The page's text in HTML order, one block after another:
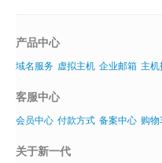
企业文化
产品中心
域名服务 虚拟主机 企业邮箱 主
客服中心
会员中心 付款方式 备案中心 购
关于新一代